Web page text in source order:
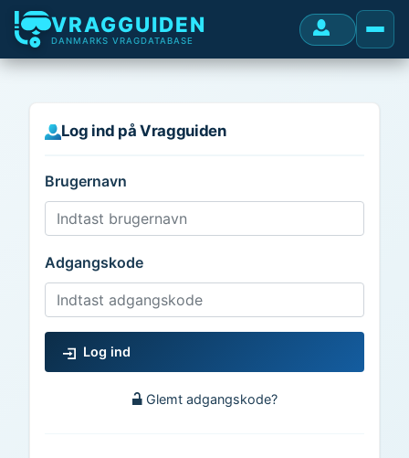
VRAGGUIDEN
DANMARKS VRAGDATABASE
Log ind på Vragguiden
Brugernavn
Adgangskode
Log ind
Glemt adgangskode?